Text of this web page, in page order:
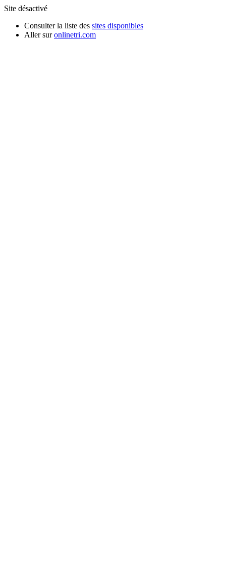
Site désactivé
Consulter la liste des sites disponibles
Aller suronlinetri.com